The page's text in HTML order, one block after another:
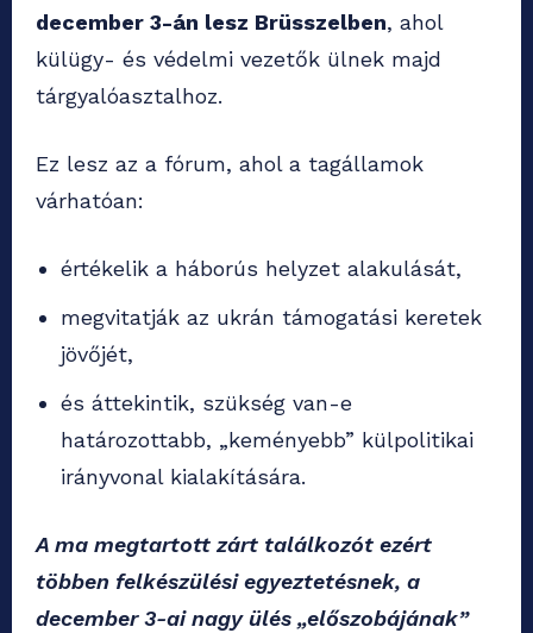
december 3-án lesz Brüsszelben, ahol
külügy- és védelmi vezetők ülnek majd
tárgyalóasztalhoz.
Ez lesz az a fórum, ahol a tagállamok
várhatóan:
értékelik a háborús helyzet alakulását,
megvitatják az ukrán támogatási keretek
jövőjét,
és áttekintik, szükség van-e
határozottabb, „keményebb” külpolitikai
irányvonal kialakítására.
A ma megtartott zárt találkozót ezért
többen felkészülési egyeztetésnek, a
december 3-ai nagy ülés „előszobájának”